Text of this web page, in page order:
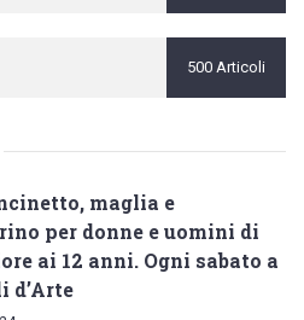
500 Articoli
maglia e
per donne e uomini di
ai 12 anni. Ogni sabato a
d’Arte